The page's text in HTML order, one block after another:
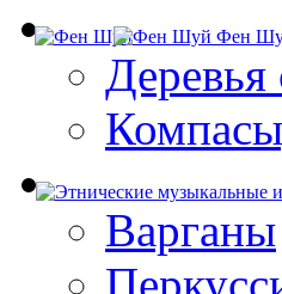
Фен
Деревья
Варганы